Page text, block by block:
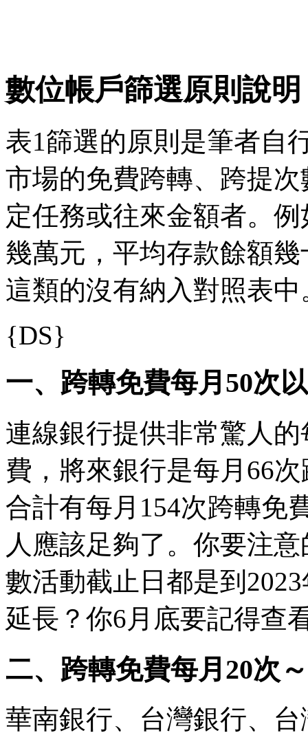
數位帳戶篩選原則說明
表1篩選的原則是筆者自
市場的免費跨轉、跨提
定任務或往來金額者。
幾萬元，平均存款餘額
這類的沒有納入對照表中
{DS}
一、跨轉免費每月50次
連線銀行提供非常驚人
費，將來銀行是每月66
合計有每月154次跨轉免
人應該足夠了。你要注
數活動截止日都是到
延長？你6月底要記得查
二、跨轉免費每月20次
華南銀行、台灣銀行、